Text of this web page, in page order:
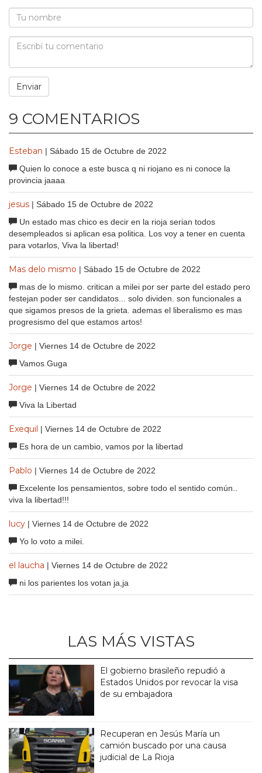
9 COMENTARIOS
Esteban | Sábado 15 de Octubre de 2022
Quien lo conoce a este busca q ni riojano es ni conoce la
provincia jaaaa
jesus | Sábado 15 de Octubre de 2022
Un estado mas chico es decir en la rioja serian todos
desempleados si aplican esa politica. Los voy a tener en cuenta
para votarlos, Viva la libertad!
Mas delo mismo | Sábado 15 de Octubre de 2022
mas de lo mismo. critican a milei por ser parte del estado pero
festejan poder ser candidatos... solo dividen. son funcionales a
que sigamos presos de la grieta. ademas el liberalismo es mas
progresismo del que estamos artos!
Jorge | Viernes 14 de Octubre de 2022
Vamos Guga
Jorge | Viernes 14 de Octubre de 2022
Viva la Libertad
Exequil | Viernes 14 de Octubre de 2022
Es hora de un cambio, vamos por la libertad
Pablo | Viernes 14 de Octubre de 2022
Excelente los pensamientos, sobre todo el sentido común..
viva la libertad!!!
lucy | Viernes 14 de Octubre de 2022
Yo lo voto a milei.
el laucha | Viernes 14 de Octubre de 2022
ni los parientes los votan ja,ja
LAS MÁS VISTAS
El gobierno brasileño repudió a
Estados Unidos por revocar la visa
de su embajadora
Recuperan en Jesús María un
camión buscado por una causa
judicial de La Rioja